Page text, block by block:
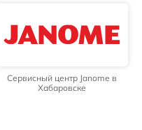
Сервисный центр Janome в
Хабаровске